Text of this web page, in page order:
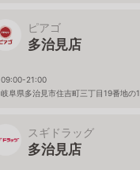
ピアゴ
多治見店
09:00-21:00
岐阜県多治見市住吉町三丁目19番地の1
スギドラッグ
多治見店